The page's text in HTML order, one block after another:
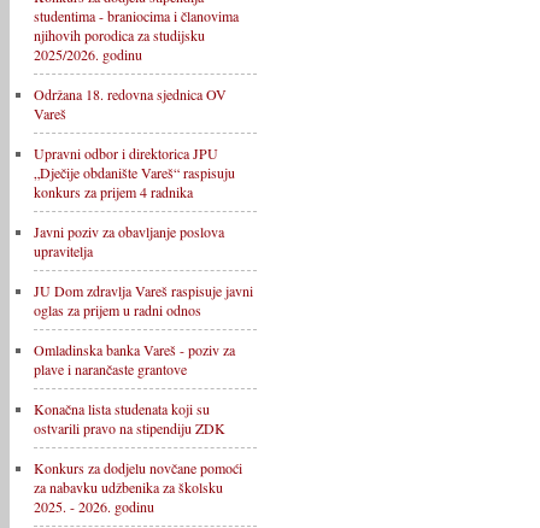
studentima - braniocima i članovima
njihovih porodica za studijsku
2025/2026. godinu
Održana 18. redovna sjednica OV
Vareš
Upravni odbor i direktorica JPU
„Dječije obdanište Vareš“ raspisuju
konkurs za prijem 4 radnika
Javni poziv za obavljanje poslova
upravitelja
JU Dom zdravlja Vareš raspisuje javni
oglas za prijem u radni odnos
Omladinska banka Vareš - poziv za
plave i narančaste grantove
Konačna lista studenata koji su
ostvarili pravo na stipendiju ZDK
Konkurs za dodjelu novčane pomoći
za nabavku udžbenika za školsku
2025. - 2026. godinu